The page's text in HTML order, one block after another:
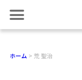
ホーム 荒 聖治